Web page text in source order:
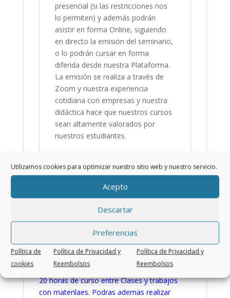
Utilizamos cookies para optimizar nuestro sitio web y nuestro servicio.
Acepto
Descartar
Preferencias
Política de
cookies
Política de Privacidad y
Reembolsos
Política de Privacidad y
Reembolsos
presencial (si las restricciones nos
lo permiten) y además podrán
asistir en forma Online, siguiendo
en directo la emisión del seminario,
o lo podrán cursar en forma
diferida desde nuestra Plataforma.
La emisión se realiza a través de
Zoom y nuestra experiencia
cotidiana con empresas y nuestra
didáctica hace que nuestros cursos
sean altamente valorados por
nuestros estudiantes.
Curso Online para
realizar desde nuestra
Plataforma
se sube y envía acceso a nuestra Plataforma
a todos los inscriptos pudiendo acceder a los
materiales y videos correspondientes..
20 horas de curso entre Clases y trabajos
con materilaes. Podras ademas realizar